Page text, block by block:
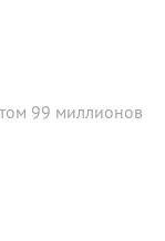
99 миллионов